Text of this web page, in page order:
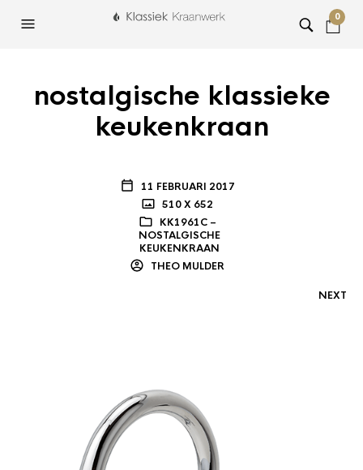
0
nostalgische klassieke
keukenkraan
11 FEBRUARI 2017
510 X 652
KK1961C –
NOSTALGISCHE
KEUKENKRAAN
THEO MULDER
NEXT